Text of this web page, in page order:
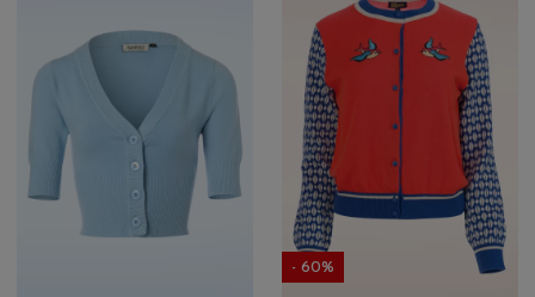
- 60%